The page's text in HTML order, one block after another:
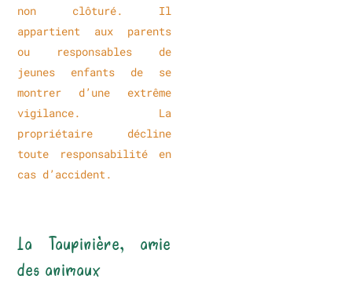
non clôturé. Il
appartient aux parents
ou responsables de
jeunes enfants de se
montrer d’une extrême
vigilance. La
propriétaire décline
toute responsabilité en
cas d’accident.
La Taupinière, amie
des animaux